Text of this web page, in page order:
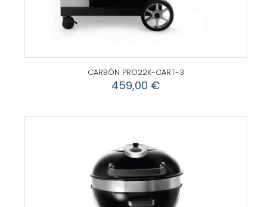
CARBÓN PRO22K-CART-3
459,00 €